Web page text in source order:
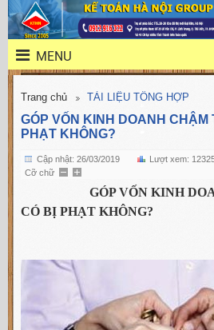
MENU
Trang chủ TÀI LIỆU TỔNG HỢP
GÓP VỐN KINH DOANH CHẬM
PHẠT KHÔNG?
Cập nhật: 26/03/2019
Lượt xem:
Cỡ chữ
GÓP VỐN KINH
CÓ BỊ PHẠT KHÔNG?